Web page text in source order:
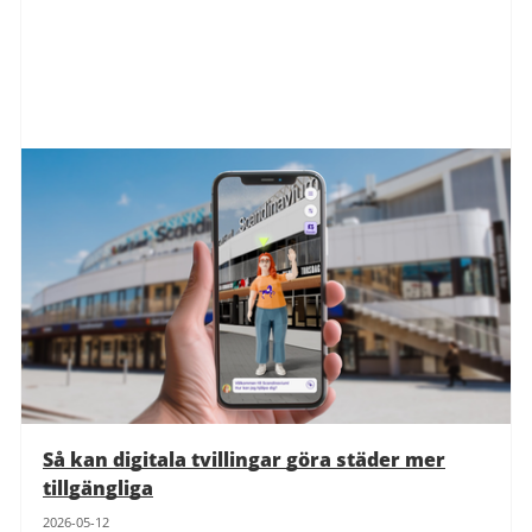
Så kan digitala tvillingar göra städer mer
tillgängliga
2026-05-12